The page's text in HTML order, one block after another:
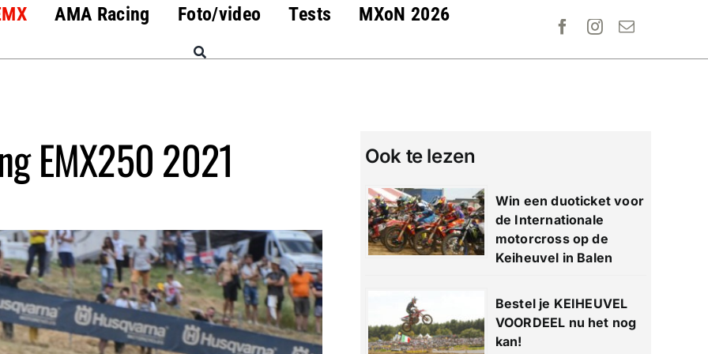
AMA Racing Foto/video Tests MXoN 2026
EMX250 2021 Ook te lezen
Win een duoticket voor
de Internationale
motorcross op de
Keiheuvel in Balen
Bestel je KEIHEUVEL
VOORDEEL nu het nog
kan!